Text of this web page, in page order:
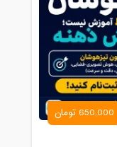
650,000 تومان